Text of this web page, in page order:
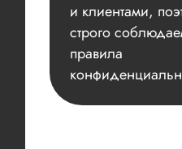
и клиентами,
строго
правила